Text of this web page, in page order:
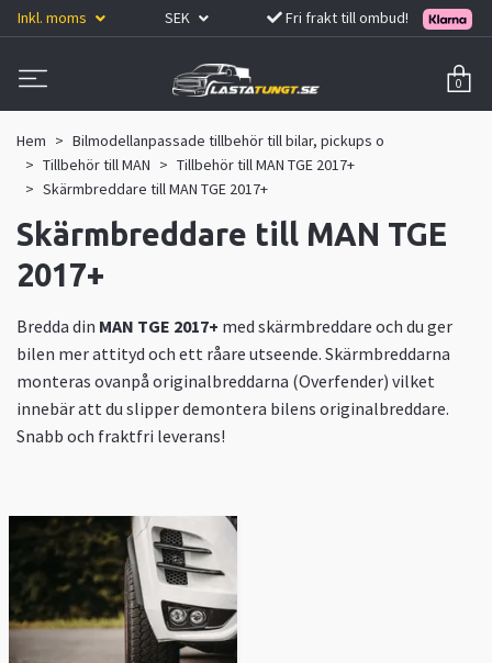
Inkl. moms SEK Fri frakt till ombud!
0
Hem
Bilmodellanpassade tillbehör till bilar, pickups o
Tillbehör till MAN
Tillbehör till MAN TGE 2017+
Skärmbreddare till MAN TGE 2017+
Skärmbreddare till MAN TGE
2017+
Bredda din MAN TGE 2017+ med skärmbreddare och du ger
bilen mer attityd och ett råare utseende. Skärmbreddarna
monteras ovanpå originalbreddarna (Overfender) vilket
innebär att du slipper demontera bilens originalbreddare.
Snabb och fraktfri leverans!